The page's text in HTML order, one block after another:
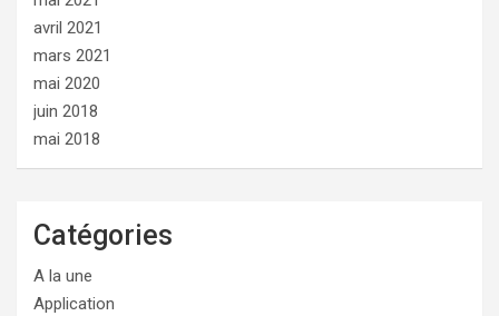
avril 2021
mars 2021
mai 2020
juin 2018
mai 2018
Catégories
A la une
Application